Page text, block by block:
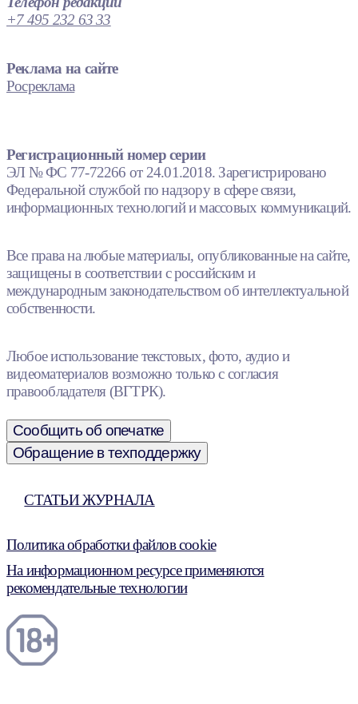
+7 495 232 63 33
Реклама на сайте
Росреклама
Регистрационный номер серии
ЭЛ № ФС 77-72266 от 24.01.2018. Зарегистрировано
Федеральной службой по надзору в сфере связи,
информационных технологий и массовых коммуникаций.
Все права на любые материалы, опубликованные на сайте,
защищены в соответствии с российским и
международным законодательством об интеллектуальной
собственности.
Любое использование текстовых, фото, аудио и
видеоматериалов возможно только с согласия
правообладателя (ВГТРК).
Сообщить об опечатке
Обращение в техподдержку
СТАТЬИ ЖУРНАЛА
Политика обработки файлов cookie
На информационном ресурсе применяются
рекомендательные технологии